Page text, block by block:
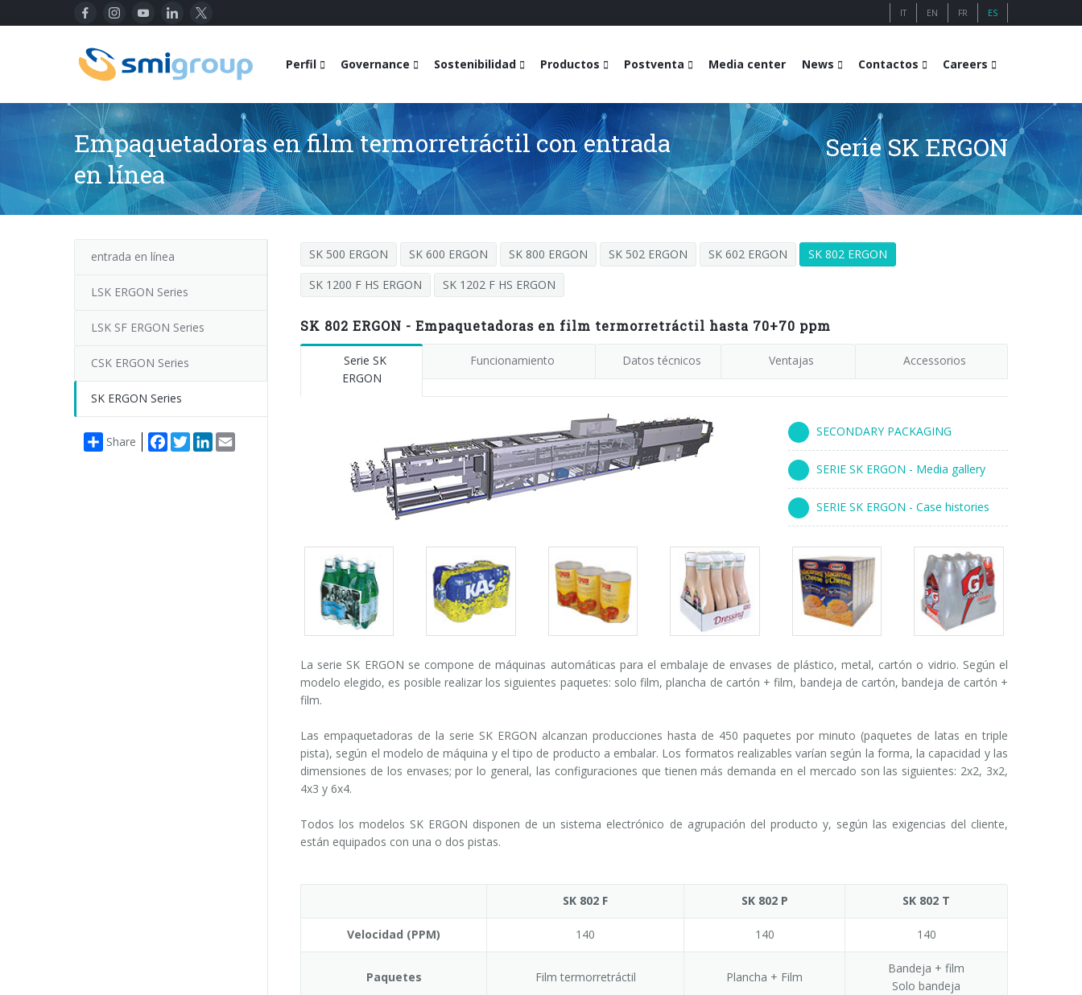
IT EN FR ES
Perfil Governance Sostenibilidad Productos Postventa Media center News Contactos Careers
Empaquetadoras en film termorretráctil con entrada
en línea
Serie SK ERGON
entrada en línea
LSK ERGON Series
LSK SF ERGON Series
CSK ERGON Series
SK ERGON Series
Share Facebook
TwitterLinkedIn
SK 500 ERGON SK 600 ERGON SK 800 ERGON SK 502 ERGON SK 602 ERGON
SK 802 ERGON
SK 1200 F HS ERGON
SK 1202 F HS ERGON
SK 802 ERGON - Empaquetadoras en film termorretráctil hasta 70+70 ppm
Serie SK
ERGON
Funcionamiento Datos técnicos Ventajas Accessorios
SECONDARY PACKAGING
SERIE SK ERGON - Media gallery
SERIE SK ERGON - Case histories
Packs
gallery
Packs
gallery
Packs
gallery
Packs
gallery
Packs
gallery
Packs
gallery
La serie SK ERGON se compone de máquinas automáticas para el embalaje de envases de plástico, metal, cartón o vidrio. Según el
modelo elegido, es posible realizar los siguientes paquetes: solo film, plancha de cartón + film, bandeja de cartón, bandeja de cartón +
film.
Las empaquetadoras de la serie SK ERGON alcanzan producciones hasta de 450 paquetes por minuto (paquetes de latas en triple
pista), según el modelo de máquina y el tipo de producto a embalar. Los formatos realizables varían según la forma, la capacidad y las
dimensiones de los envases; por lo general, las configuraciones que tienen más demanda en el mercado son las siguientes: 2x2, 3x2,
4x3 y 6x4.
Todos los modelos SK ERGON disponen de un sistema electrónico de agrupación del producto y, según las exigencias del cliente,
están equipados con una o dos pistas.
SK 802 F SK 802 P SK 802 T
Velocidad (PPM) 140 140 140
Paquetes Film termorretráctil Plancha + Film
Bandeja + film
Solo bandeja